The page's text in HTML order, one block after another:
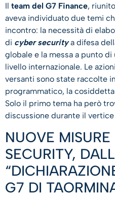
Il team del G7 Finance,
aveva individuato due temi
incontro: la necessità di
di cyber securitya difesa
globale e la messa a punto di
livello internazionale. Le
versanti sono state raccolte
programmatico, la cosiddetta
Solo il primo tema ha però
discussione durante il vertice
NUOVE
SECURITY,
G7 DI